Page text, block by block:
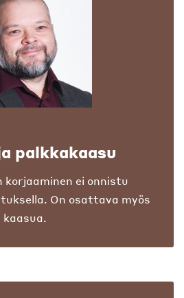
palkkakaasu
korjaaminen ei onnistu
On osattava myös